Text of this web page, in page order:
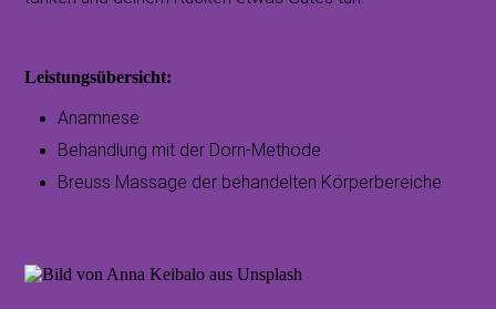
Leistungsübersicht:
Anamnese
Behandlung mit der Dorn-Methode
Breuss Massage der behandelten Körperbereiche